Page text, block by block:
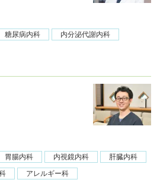
糖尿病内科
内分泌代謝内科
胃腸内科 内視鏡内科
肝臓内科
アレルギー科